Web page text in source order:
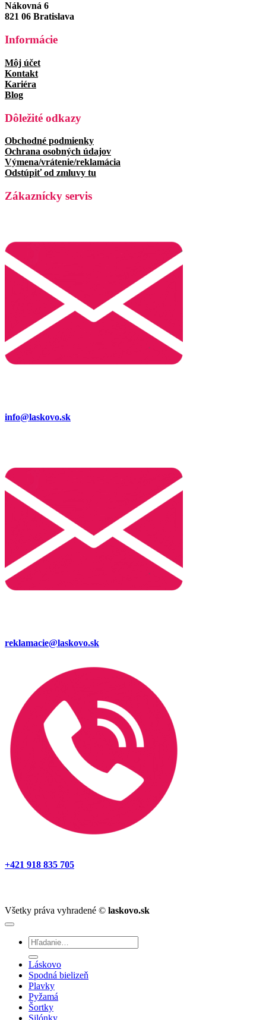
Nákovná 6
821 06 Bratislava
Informácie
Môj účet
Kontakt
Kariéra
Blog
Dôležité odkazy
Obchodné podmienky
Ochrana osobných údajov
Výmena/vrátenie/reklamácia
Odstúpiť od zmluvy tu
Zákaznícky servis
info@laskovo.sk
reklamacie@laskovo.sk
+421 918 835 705
Všetky práva vyhradené © laskovo.sk
Hľadať:
Láskovo
Spodná bielizeň
Plavky
Pyžamá
Šortky
Silónky